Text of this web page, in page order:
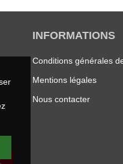
INFORMATIONS
Conditions générales
Mentions légales
Nous contacter